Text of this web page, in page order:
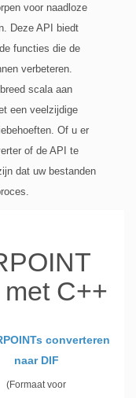
voor naadloze
Deze API biedt
functies die de
verbeteren.
scala aan
een veelzijdige
Of u er
of de API te
dat uw bestanden
C++
converteren
naar DIF
(Formaat voor